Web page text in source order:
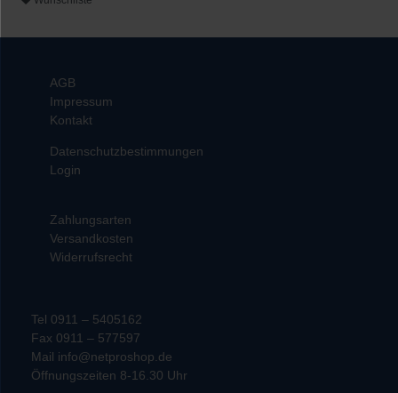
AGB
Impressum
Kontakt
Datenschutzbestimmungen
Login
Zahlungsarten
Versandkosten
Widerrufsrecht
Tel 0911 – 5405162
Fax 0911 – 577597
Mail info@netproshop.de
Öffnungszeiten 8-16.30 Uhr